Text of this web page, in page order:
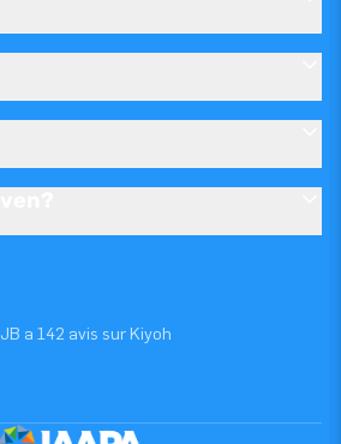
JB a 142 avis sur Kiyoh